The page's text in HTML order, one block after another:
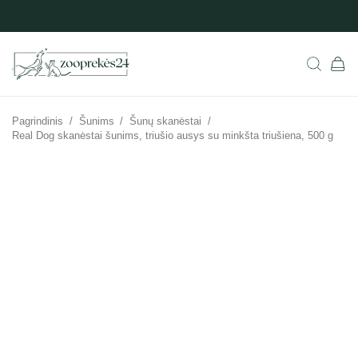
Pagrindinis / Šunims / Šunų skanėstai /
Real Dog skanėstai šunims, triušio ausys su minkšta triušiena, 500 g